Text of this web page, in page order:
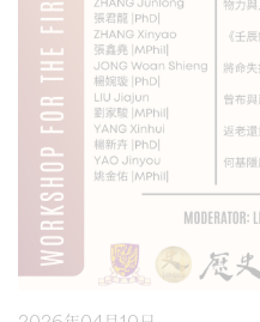
2026年04月10日